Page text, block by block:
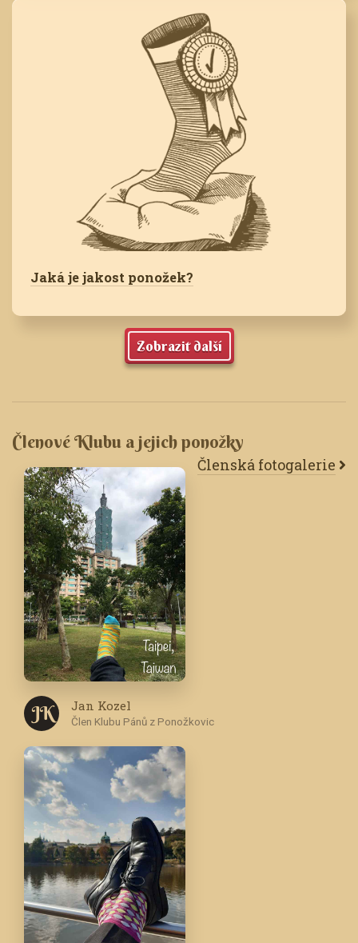
Jaká je jakost ponožek?
Zobrazit další
Členové Klubu a jejich ponožky
Členská fotogalerie
J K Jan Kozel
Člen Klubu Pánů z Ponožkovic